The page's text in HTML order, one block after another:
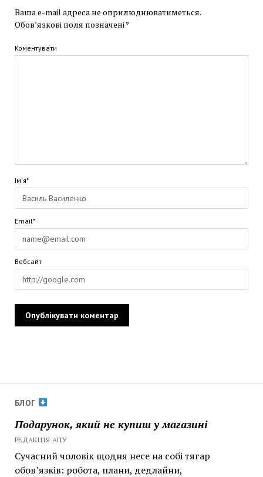
БЛОГ
Подарунок, який не купиш у магазині
РЕДАКЦІЯ АПУ
Сучасний чоловік щодня несе на собі тягар
обов’язків: робота, плани, дедлайни,
Ваша e-mail адреса не оприлюднюватиметься.
Обов’язкові поля позначені *
Коментувати
Ім'я*
Email*
Вебсайт